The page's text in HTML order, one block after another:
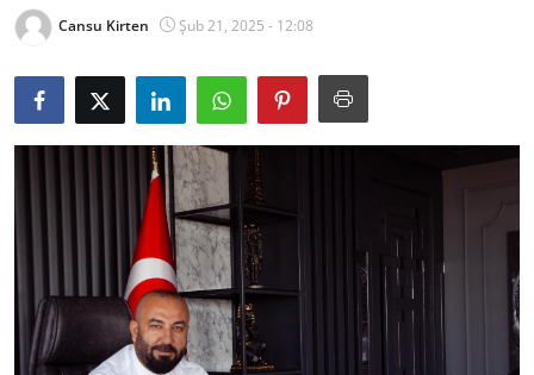
Kamu Kurumları ve Üst Kurullar
Resmi Reklamlar
Cansu Kirten Şub 21, 2025 - 12:08